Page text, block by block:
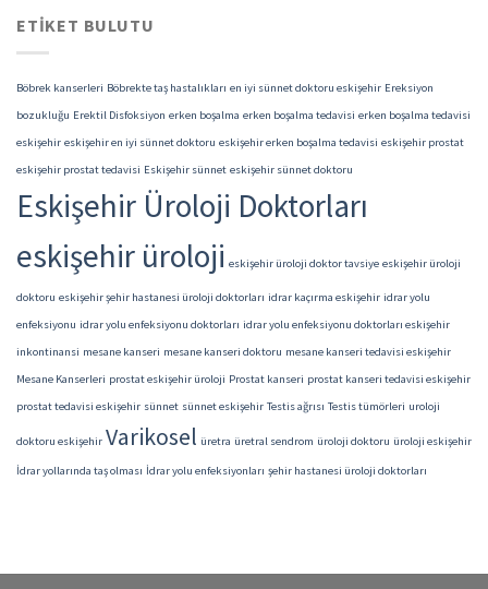
ETIKET BULUTU
Böbrek kanserleri Böbrekte taş hastalıkları en iyi sünnet doktoru eskişehir Ereksiyon
bozukluğu Erektil Disfoksiyon erken boşalma erken boşalma tedavisi erken boşalma tedavisi
eskişehir eskişehir en iyi sünnet doktoru eskişehir erken boşalma tedavisi eskişehir prostat
eskişehir prostat tedavisi Eskişehir sünnet eskişehir sünnet doktoru
Eskişehir Üroloji Doktorları
eskişehir üroloji eskişehir üroloji doktor tavsiye eskişehir üroloji
doktoru eskişehir şehir hastanesi üroloji doktorları idrar kaçırma eskişehir idrar yolu
enfeksiyonu idrar yolu enfeksiyonu doktorları idrar yolu enfeksiyonu doktorları eskişehir
inkontinansi mesane kanseri mesane kanseri doktoru mesane kanseri tedavisi eskişehir
Mesane Kanserleri prostat eskişehir üroloji Prostat kanseri prostat kanseri tedavisi eskişehir
prostat tedavisi eskişehir sünnet sünnet eskişehir Testis ağrısı Testis tümörleri uroloji
doktoru eskişehir Varikosel üretra üretral sendrom üroloji doktoru üroloji eskişehir
İdrar yollarında taş olması İdrar yolu enfeksiyonları şehir hastanesi üroloji doktorları